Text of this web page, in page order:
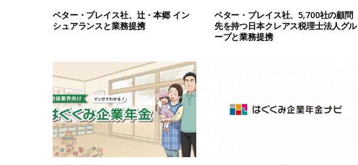
ベター・プレイス社、辻・本郷 イン
シュアランスと業務提携
ベター・プレイス社、5,700社の顧問
先を持つ日本クレアス税理士法人グル
ープと業務提携